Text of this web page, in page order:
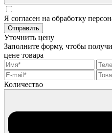
Я согласен на обработку
Отправить
Уточнить цену
Заполните форму, чтобы
цене товара
Количество